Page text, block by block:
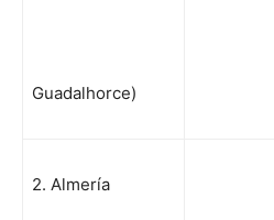
Guadalhorce)
2. Almería